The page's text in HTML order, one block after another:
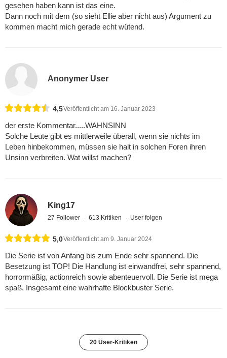
gesehen haben kann ist das eine.
Dann noch mit dem (so sieht Ellie aber nicht aus) Argument zu
kommen macht mich gerade echt wütend.
Anonymer User
4,5Veröffentlicht am 16. Januar 2023
der erste Kommentar.....WAHNSINN
Solche Leute gibt es mittlerweile überall, wenn sie nichts im
Leben hinbekommen, müssen sie halt in solchen Foren ihren
Unsinn verbreiten. Wat willst machen?
King17
27 Follower 613 Kritiken User folgen
5,0Veröffentlicht am 9. Januar 2024
Die Serie ist von Anfang bis zum Ende sehr spannend. Die
Besetzung ist TOP! Die Handlung ist einwandfrei, sehr spannend,
horrormäßig, actionreich sowie abenteuervoll. Die Serie ist mega
spaß. Insgesamt eine wahrhafte Blockbuster Serie.
20 User-Kritiken